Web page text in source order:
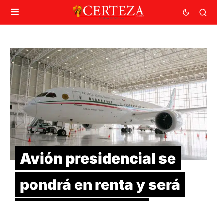
Avión presidencial se
pondrá en renta y será